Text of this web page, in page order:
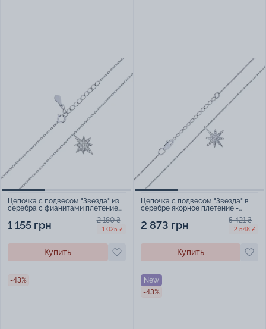
Цепочка с подвесом "Звезда" из
серебра с фианитами плетение
1 155 грн 2 180 ₴
-1 025 ₴
Купить
Цепочка с подвесом "Звезда" в
серебре якорное плетение -
2 873 грн 5 421 ₴
-2 548 ₴
Купить
-43%
New
-43%